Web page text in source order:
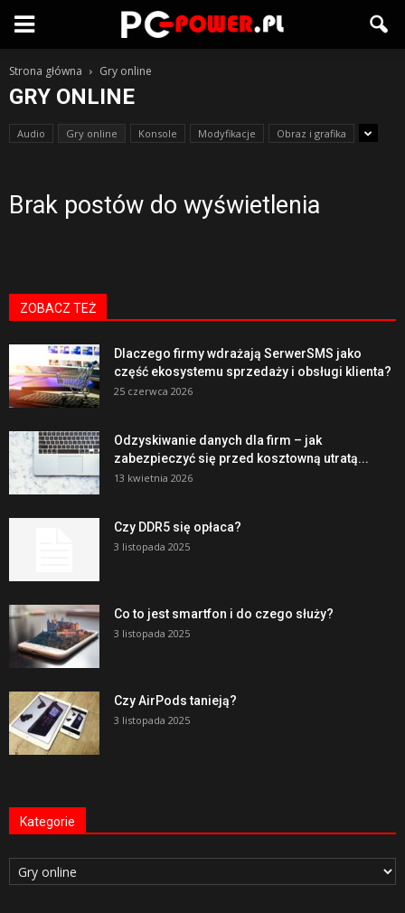
Strona główna Gry online
GRY ONLINE
Audio Gry online Konsole Modyfikacje Obraz i grafika
Brak postów do wyświetlenia
ZOBACZ TEŻ
Dlaczego firmy wdrażają SerwerSMS jako
część ekosystemu sprzedaży i obsługi klienta?
25 czerwca 2026
Odzyskiwanie danych dla firm – jak
zabezpieczyć się przed kosztowną utratą...
13 kwietnia 2026
Czy DDR5 się opłaca?
3 listopada 2025
Co to jest smartfon i do czego służy?
3 listopada 2025
Czy AirPods tanieją?
3 listopada 2025
Kategorie
Kategorie